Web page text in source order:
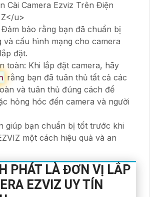
Đảm bảo rằng bạn đã chuẩn bị
và cấu hình mạng cho camera
đặt.
toàn: Khi lắp đặt camera, hãy
rằng bạn đã tuân thủ tất cả các
và tuân thủ đúng cách để
hỏng hóc đến camera và người
giúp bạn chuẩn bị tốt trước khi
một cách hiệu quả và an
PHÁT LÀ ĐƠN VỊ LẮP
EZVIZ UY TÍN